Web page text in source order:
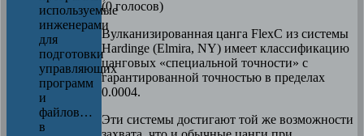
(0 голосов)
Вулканизированная цанга FlexC из системы
Hardinge (Elmira, NY) имеет классификацию
цанговых «специальной точности» с
гарантированной точностью в пределах
0.0004.
Эти системы достигают той же возможности
используемые
инженерами
для
подготовки
управляющих
программ
и
файлов…
в